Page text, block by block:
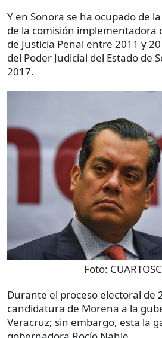
Y en Sonora se ha ocupado de
de la comisión implementadora
de Justicia Penal entre 2011 y
del Poder Judicial del Estado de
2017.
Foto:
Durante el proceso electoral de
candidatura de Morena a la
Veracruz; sin embargo, esta la